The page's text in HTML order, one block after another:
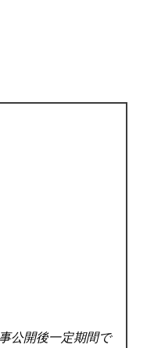
公開後一定期間で